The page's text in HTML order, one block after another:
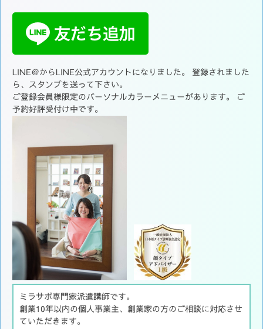
LINE＠からLINE公式アカウントになりました。 登録されました
ら、スタンプを送って下さい。
ご登録会員様限定のパーソナルカラーメニューがあります。 ご
予約好評受付け中です。
ミラサポ専門家派遣講師です。
創業10年以内の個人事業主、創業家の方のご相談に対応させ
ていただきます。